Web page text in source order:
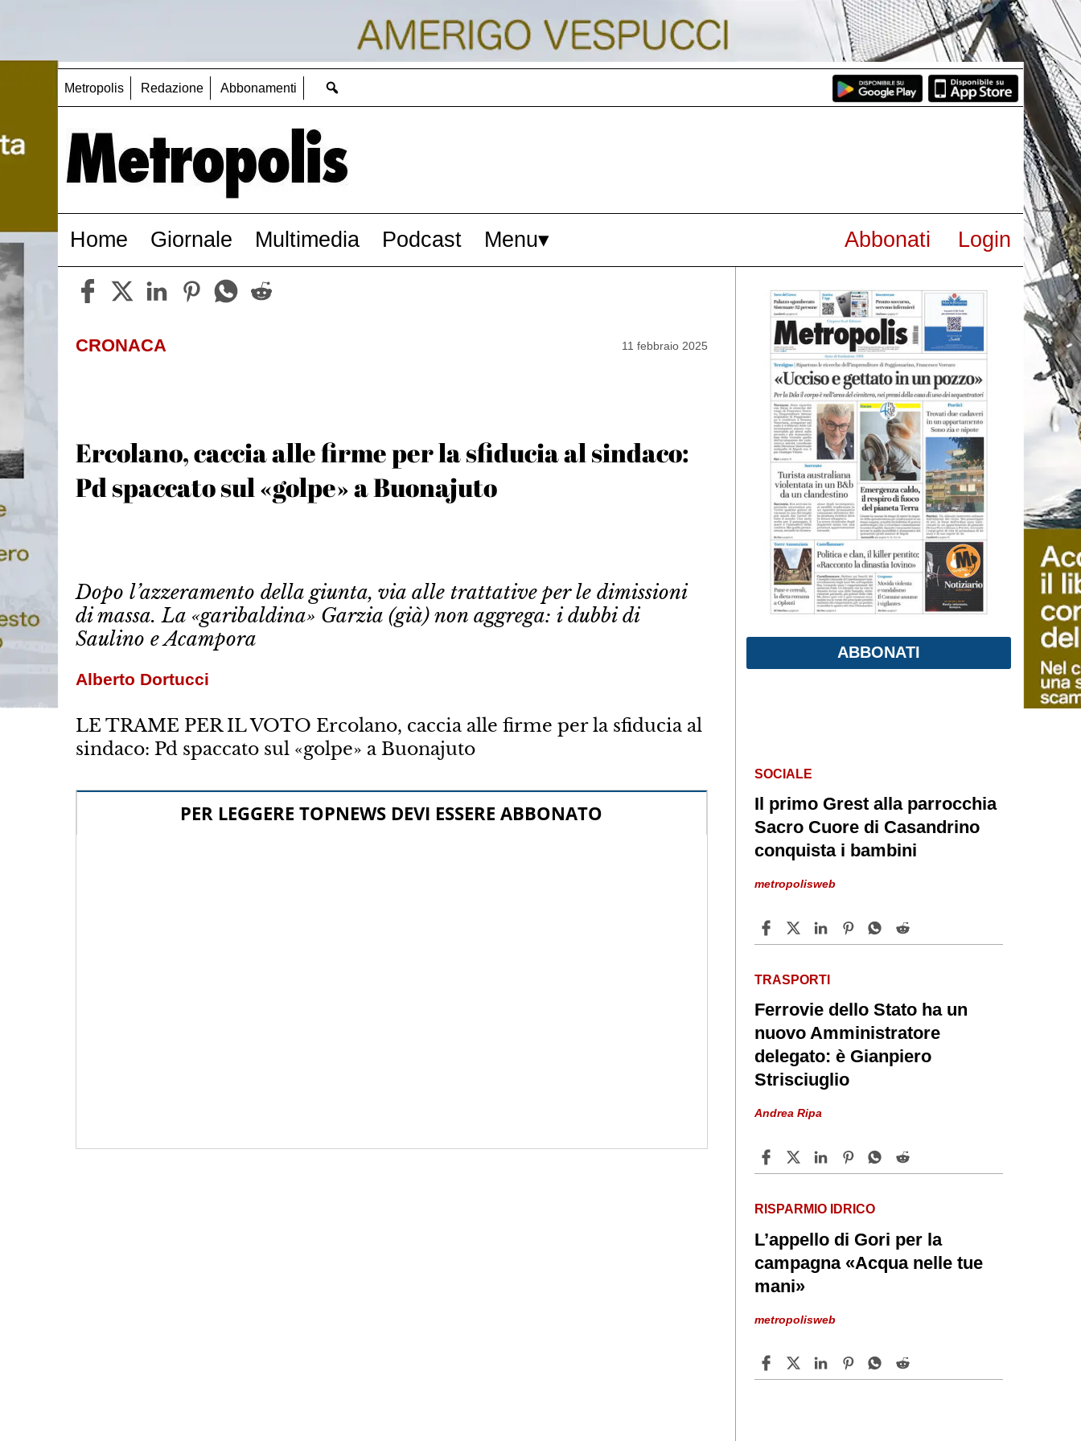
Metropolis Redazione Abbonamenti
Home Giornale Multimedia Podcast Menu Abbonati Login
CRONACA 11 febbraio 2025
Ercolano, caccia alle firme per la sfiducia al sindaco:
Pd spaccato sul «golpe» a Buonajuto
Dopo l’azzeramento della giunta, via alle trattative per le dimissioni
di massa. La «garibaldina» Garzia (già) non aggrega: i dubbi di
Saulino e Acampora
Alberto Dortucci
LE TRAME PER IL VOTO Ercolano, caccia alle firme per la sfiducia al
sindaco: Pd spaccato sul «golpe» a Buonajuto
PER LEGGERE TOPNEWS DEVI ESSERE ABBONATO
ABBONATI
SOCIALE
Il primo Grest alla parrocchia
Sacro Cuore di Casandrino
conquista i bambini
metropolisweb
TRASPORTI
Ferrovie dello Stato ha un
nuovo Amministratore
delegato: è Gianpiero
Strisciuglio
Andrea Ripa
RISPARMIO IDRICO
L’appello di Gori per la
campagna «Acqua nelle tue
mani»
metropolisweb